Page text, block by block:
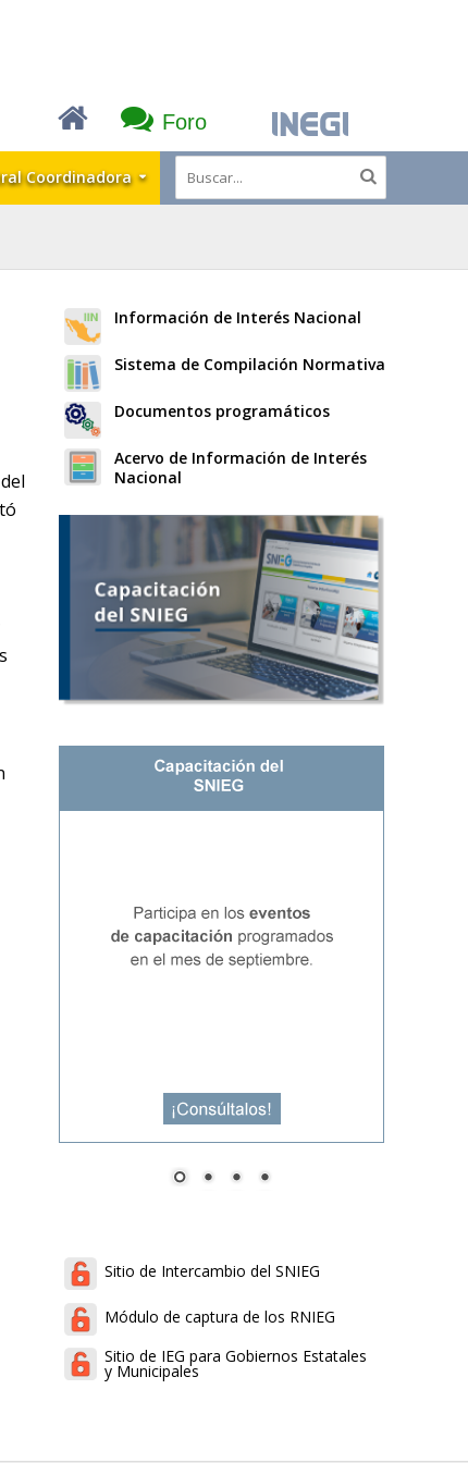
Foro
Coordinadora
Información de Interés Nacional
Sistema de Compilación Normativa
Documentos programáticos
Acervo de Información de Interés
Nacional
Sitio de Intercambio del SNIEG
Módulo de captura de los RNIEG
Sitio de IEG para Gobiernos Estatales
y Municipales